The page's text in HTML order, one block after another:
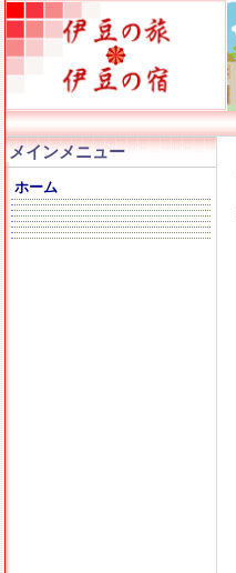
メインメニュー
ホーム